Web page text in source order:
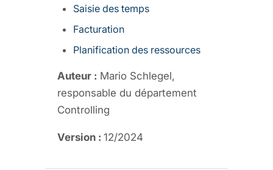
Saisie des temps
Facturation
Planification des ressources
Auteur : Mario Schlegel,
responsable du département
Controlling
Version : 12/2024